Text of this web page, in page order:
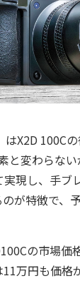
X2D 100C
と変わらな
実現し、手
が特徴で、
の市場価
万円も価格